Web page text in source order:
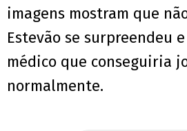
imagens mostram que
Estevão se surpreendeu
médico que conseguiria
normalmente.